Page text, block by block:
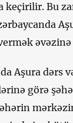
keçirilir. Bu
əvəzinə
Aşura dərs
görə